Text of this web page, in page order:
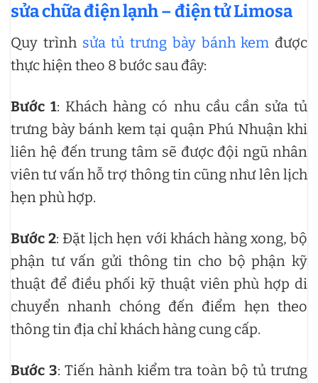
sửa chữa điện lạnh – điện tử Limosa
Quy trình sửa tủ trưng bày bánh kem được
thực hiện theo 8 bước sau đây:
Bước 1: Khách hàng có nhu cầu cần sửa tủ
trưng bày bánh kem tại quận Phú Nhuận khi
liên hệ đến trung tâm sẽ được đội ngũ nhân
viên tư vấn hỗ trợ thông tin cũng như lên lịch
hẹn phù hợp.
Bước 2: Đặt lịch hẹn với khách hàng xong, bộ
phận tư vấn gửi thông tin cho bộ phận kỹ
thuật để điều phối kỹ thuật viên phù hợp di
chuyển nhanh chóng đến điểm hẹn theo
thông tin địa chỉ khách hàng cung cấp.
Bước 3: Tiến hành kiểm tra toàn bộ tủ trưng